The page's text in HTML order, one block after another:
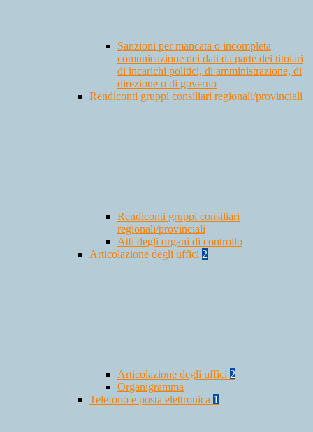
Sanzioni per mancata o incompleta
comunicazione dei dati da parte dei titolari
di incarichi politici, di amministrazione, di
direzione o di governo
Rendiconti gruppi consiliari regionali/provinciali
Rendiconti gruppi consiliari
regionali/provinciali
Atti degli organi di controllo
Articolazione degli uffici 2
Articolazione degli uffici 2
Organigramma
Telefono e posta elettronica 1